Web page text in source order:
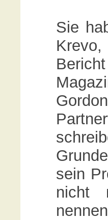
Sie
sein
nicht